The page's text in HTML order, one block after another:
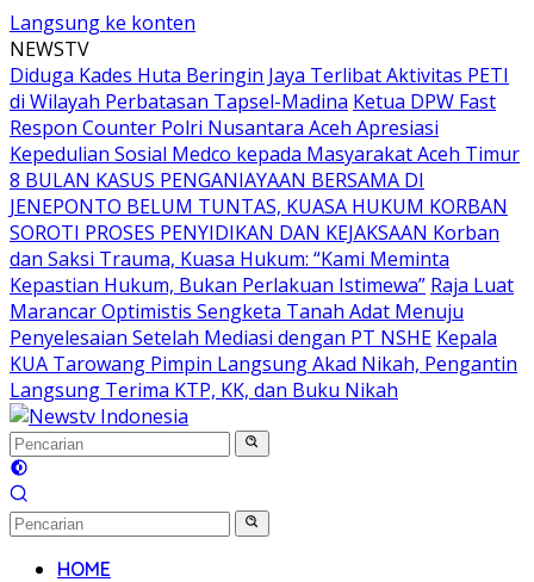
Langsung ke konten
NEWSTV
Diduga Kades Huta Beringin Jaya Terlibat Aktivitas PETI
di Wilayah Perbatasan Tapsel-Madina Ketua DPW Fast
Respon Counter Polri Nusantara Aceh Apresiasi
Kepedulian Sosial Medco kepada Masyarakat Aceh Timur
8 BULAN KASUS PENGANIAYAAN BERSAMA DI
JENEPONTO BELUM TUNTAS, KUASA HUKUM KORBAN
SOROTI PROSES PENYIDIKAN DAN KEJAKSAAN Korban
dan Saksi Trauma, Kuasa Hukum: “Kami Meminta
Kepastian Hukum, Bukan Perlakuan Istimewa” Raja Luat
Marancar Optimistis Sengketa Tanah Adat Menuju
Penyelesaian Setelah Mediasi dengan PT NSHE Kepala
KUA Tarowang Pimpin Langsung Akad Nikah, Pengantin
Langsung Terima KTP, KK, dan Buku Nikah
HOME